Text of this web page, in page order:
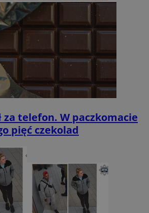
za telefon. W paczkomacie
pięć czekolad